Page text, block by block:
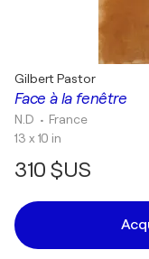
Face à la fenêtre
Gilbert Pastor
N.D • France
13 x 10 in
310 $US